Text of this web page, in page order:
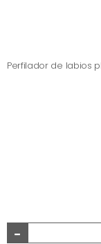
Perfilador de labios
-